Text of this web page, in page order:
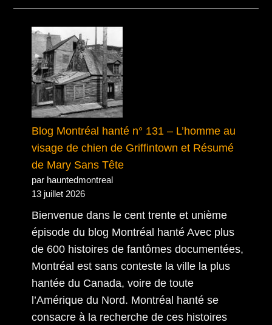
Blog Montréal hanté n° 131 – L’homme au
visage de chien de Griffintown et Résumé
de Mary Sans Tête
par hauntedmontreal
13 juillet 2026
Bienvenue dans le cent trente et unième
épisode du blog Montréal hanté Avec plus
de 600 histoires de fantômes documentées,
Montréal est sans conteste la ville la plus
hantée du Canada, voire de toute
l’Amérique du Nord. Montréal hanté se
consacre à la recherche de ces histoires